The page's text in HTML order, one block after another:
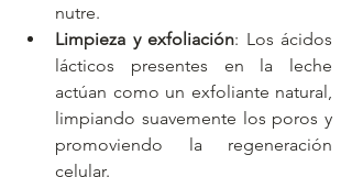
nutre.
Limpieza y exfoliación: Los ácidos
lácticos presentes en la leche
actúan como un exfoliante natural,
limpiando suavemente los poros y
promoviendo la regeneración
celular.